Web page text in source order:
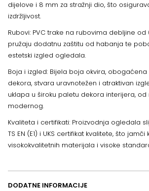
dijelove i 8 mm za stražnji dio, što
izdržljivost.
Rubovi: PVC trake na rubovima debljine od
pružaju dodatnu zaštitu od habanja te
estetski izgled ogledala.
Boja i izgled: Bijela boja okvira,
dekora, stvara uravnotežen i atraktivan
uklapa u široku paletu dekora interijera, od
modernog.
Kvaliteta i certifikati: Proizvodnja ogledala
TS EN (E1) i UKS certifikat kvalitete, što jamči
visokokvalitetnih materijala i visoke
DODATNE INFORMACIJE